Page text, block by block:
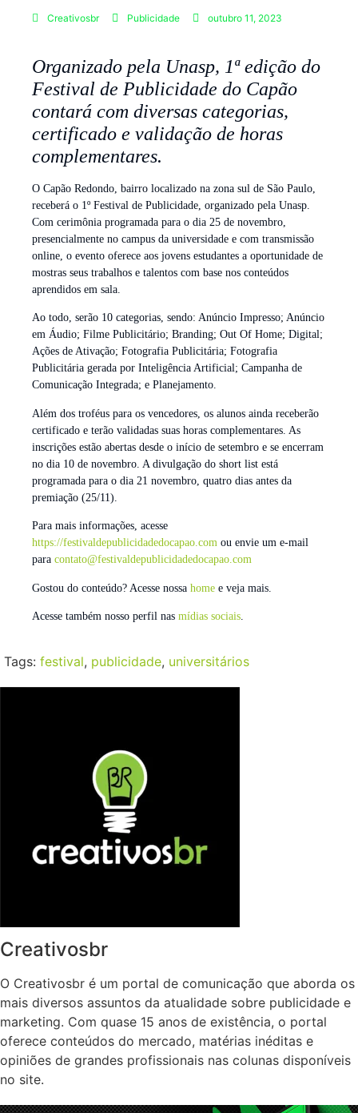
Creativosbr Publicidade outubro 11, 2023
Organizado pela Unasp, 1ª edição do
Festival de Publicidade do Capão
contará com diversas categorias,
certificado e validação de horas
complementares.
O Capão Redondo, bairro localizado na zona sul de São Paulo,
receberá o 1º Festival de Publicidade, organizado pela Unasp.
Com cerimônia programada para o dia 25 de novembro,
presencialmente no campus da universidade e com transmissão
online, o evento oferece aos jovens estudantes a oportunidade de
mostras seus trabalhos e talentos com base nos conteúdos
aprendidos em sala.
Ao todo, serão 10 categorias, sendo: Anúncio Impresso; Anúncio
em Áudio; Filme Publicitário; Branding; Out Of Home; Digital;
Ações de Ativação; Fotografia Publicitária; Fotografia
Publicitária gerada por Inteligência Artificial; Campanha de
Comunicação Integrada; e Planejamento.
Além dos troféus para os vencedores, os alunos ainda receberão
certificado e terão validadas suas horas complementares. As
inscrições estão abertas desde o início de setembro e se encerram
no dia 10 de novembro. A divulgação do short list está
programada para o dia 21 novembro, quatro dias antes da
premiação (25/11).
Para mais informações, acesse
https://festivaldepublicidadedocapao.com ou envie um e-mail
para contato@festivaldepublicidadedocapao.com
Gostou do conteúdo? Acesse nossa home e veja mais.
Acesse também nosso perfil nas mídias sociais
Tags: festival, publicidade, universitários
Creativosbr
O Creativosbr é um portal de comunicação que aborda os
mais diversos assuntos da atualidade sobre publicidade e
marketing. Com quase 15 anos de existência, o portal
oferece conteúdos do mercado, matérias inéditas e
opiniões de grandes profissionais nas colunas disponíveis
no site.